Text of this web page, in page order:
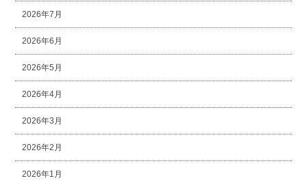
2026年7月
2026年6月
2026年5月
2026年4月
2026年3月
2026年2月
2026年1月